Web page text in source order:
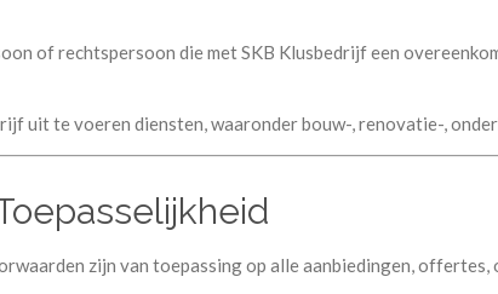
of rechtspersoon die met SKB Klusbedrijf een
uit te voeren diensten, waaronder bouw-, renovatie-,
zijn van toepassing op alle aanbiedingen,